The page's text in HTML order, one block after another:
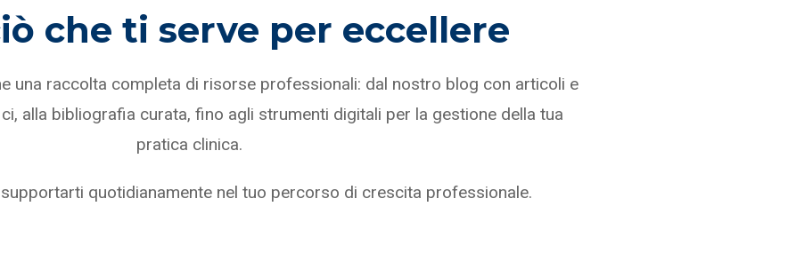
che ti serve per eccellere
una raccolta completa di risorse professionali: dal nostro blog con articoli e
alla bibliografia curata, fino agli strumenti digitali per la gestione della tua
pratica clinica.
quotidianamente nel tuo percorso di crescita professionale.